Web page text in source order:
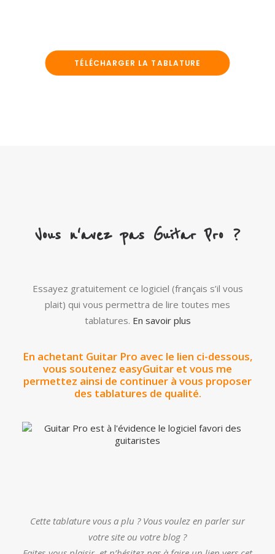
TÉLÉCHARGER LA TABLATURE
Vous n'avez pas Guitar Pro ?
Essayez gratuitement ce logiciel (français s’il vous
plait) qui vous permettra de lire toutes mes
tablatures. En savoir plus
En achetant Guitar Pro avec le lien ci-dessous,
vous soutenez easyGuitar et vous me
permettez ainsi de continuer à vous proposer
des tablatures de qualité.
Cette tablature vous a plu ? Vous voulez en parler sur
votre site ou votre blog ?